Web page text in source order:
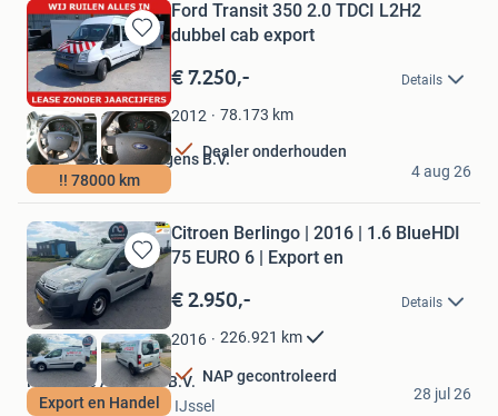
Bewaren
in
Mijn
Favorieten
!! 78000 km
Ford Transit 350 2.0 TDCI L2H2
dubbel cab export
€ 7.250,- Details
2012 78.173 km
Dealer onderhouden
Van Dun Bedrijfswagens B.V.
Bergschenhoek
4 aug 26
Bewaren
in
Mijn
Favorieten
Export en Handel
Citroen Berlingo | 2016 | 1.6 BlueHDI
75 EURO 6 | Export en
€ 2.950,- Details
2016 226.921 km
NAP gecontroleerd
Nationale Autopark B.V.
Nieuwerkerk aan den IJssel
28 jul 26